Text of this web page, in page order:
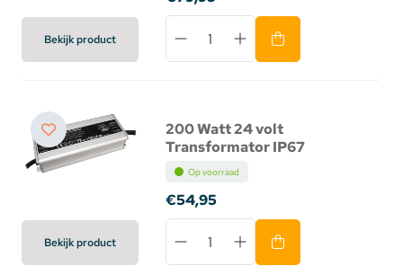
Bekijk product
Bekijk product
200 Watt 24 volt
Transformator IP67
Op voorraad
€54,95